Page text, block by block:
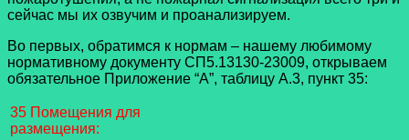
сейчас мы их озвучим и проанализируем.
Во первых, обратимся к нормам – нашему любимому
нормативному документу СП5.13130-23009, открываем
обязательное Приложение “А”, таблицу А.3, пункт 35:
35 Помещения для
размещения: